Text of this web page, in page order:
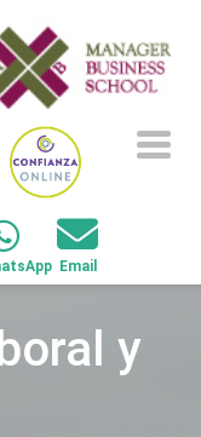
y